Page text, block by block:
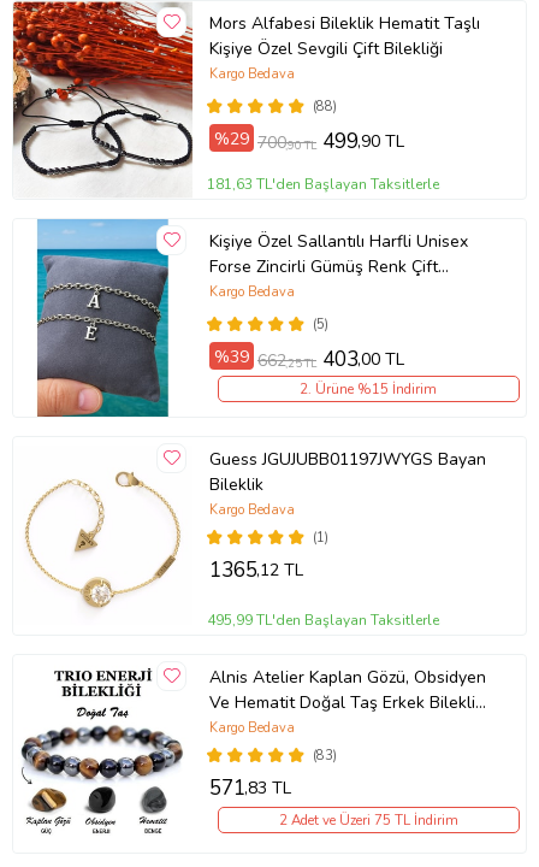
Mors Alfabesi Bileklik Hematit Taşlı
Kişiye Özel Sevgili Çift Bilekliği
(88)
Kargo Bedava
%29 700,90 TL 499,90 TL
181,63 TL'den Başlayan Taksitlerle
Kişiye Özel Sallantılı Harfli Unisex
Forse Zincirli Gümüş Renk Çift
Bilekliği eck09c (Metal)
(5)
Kargo Bedava
%39 662,25 TL 403,00 TL
2. Ürüne %15 İndirim
Guess JGUJUBB01197JWYGS Bayan
Bileklik
(1)
Kargo Bedava
1365,12 TL
495,99 TL'den Başlayan Taksitlerle
Alnis Atelier Kaplan Gözü, Obsidyen
Ve Hematit Doğal Taş Erkek Bileklik
(KAHVE-BRONZ)
(83)
Kargo Bedava
571,83 TL
2 Adet ve Üzeri 75 TL İndirim